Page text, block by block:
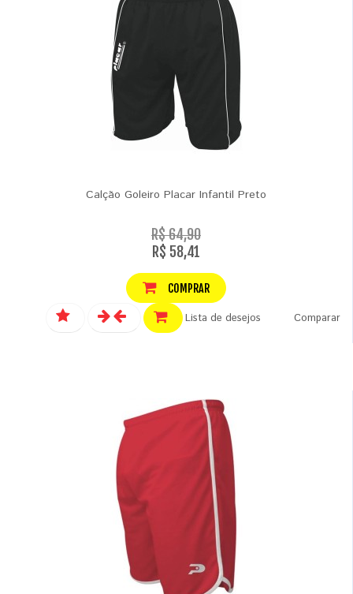
Calção Goleiro Placar Infantil Preto
R$ 64,90
R$ 58,41
COMPRAR
Lista de desejos Comparar